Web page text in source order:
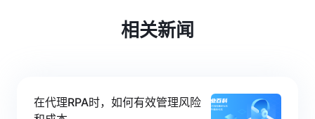
相关新闻
在代理RPA时，如何有效管理风险